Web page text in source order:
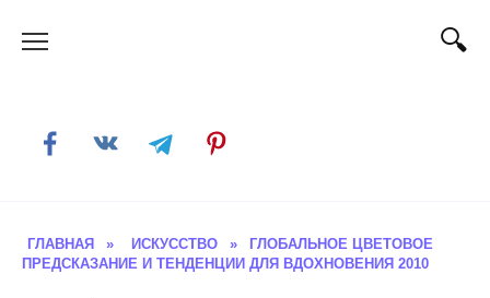
ГЛАВНАЯ » ИСКУССТВО »
ГЛОБАЛЬНОЕ ЦВЕТОВОЕ
ПРЕДСКАЗАНИЕ И ТЕНДЕНЦИИ ДЛЯ ВДОХНОВЕНИЯ 2010